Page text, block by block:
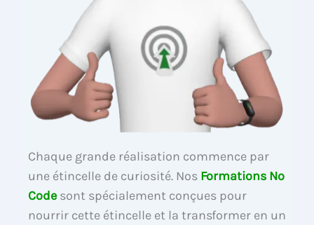
Chaque grande réalisation commence par
une étincelle de curiosité. Nos Formations No
Code sont spécialement conçues pour
nourrir cette étincelle et la transformer en un